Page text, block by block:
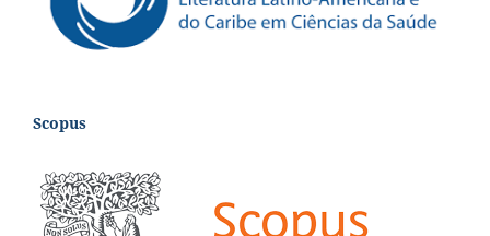
Scopus